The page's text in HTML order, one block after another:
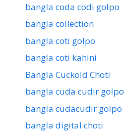
bangla coda codi golpo
bangla collection
bangla coti golpo
bangla coti kahini
Bangla Cuckold Choti
bangla cuda cudir golpo
bangla cudacudir golpo
bangla digital choti